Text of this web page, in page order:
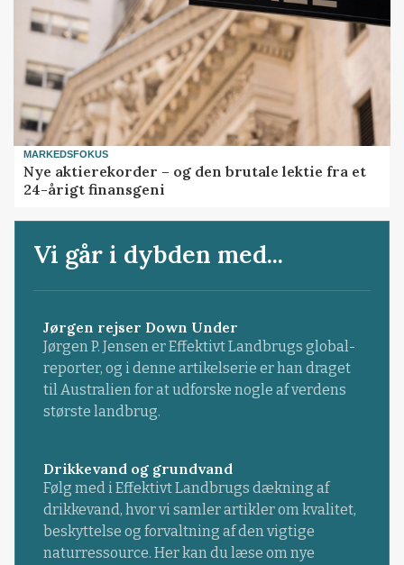
MARKEDSFOKUS
Nye aktierekorder – og den brutale lektie fra et
24-årigt finansgeni
Vi går i dybden med...
Jørgen rejser Down Under
Jørgen P. Jensen er Effektivt Landbrugs global-
reporter, og i denne artikelserie er han draget
til Australien for at udforske nogle af verdens
største landbrug.
Drikkevand og grundvand
Følg med i Effektivt Landbrugs dækning af
drikkevand, hvor vi samler artikler om kvalitet,
beskyttelse og forvaltning af den vigtige
naturressource. Her kan du læse om nye